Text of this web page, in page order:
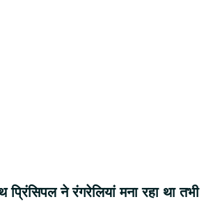
ने रंगरेलियां मना रहा था तभी